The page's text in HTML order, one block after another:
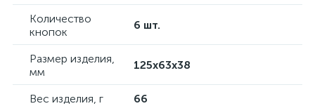
Количество
кнопок
6 шт.
Размер изделия,
мм
125x63x38
Вес изделия, г
66